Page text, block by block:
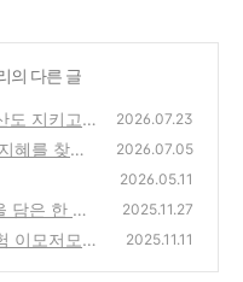
의 다른 글
도 지키고
2026.07.23
혜를 찾다 2026.07.05
2026.05.11
담은 한 잔
2025.11.27
이모저모 2025.11.11